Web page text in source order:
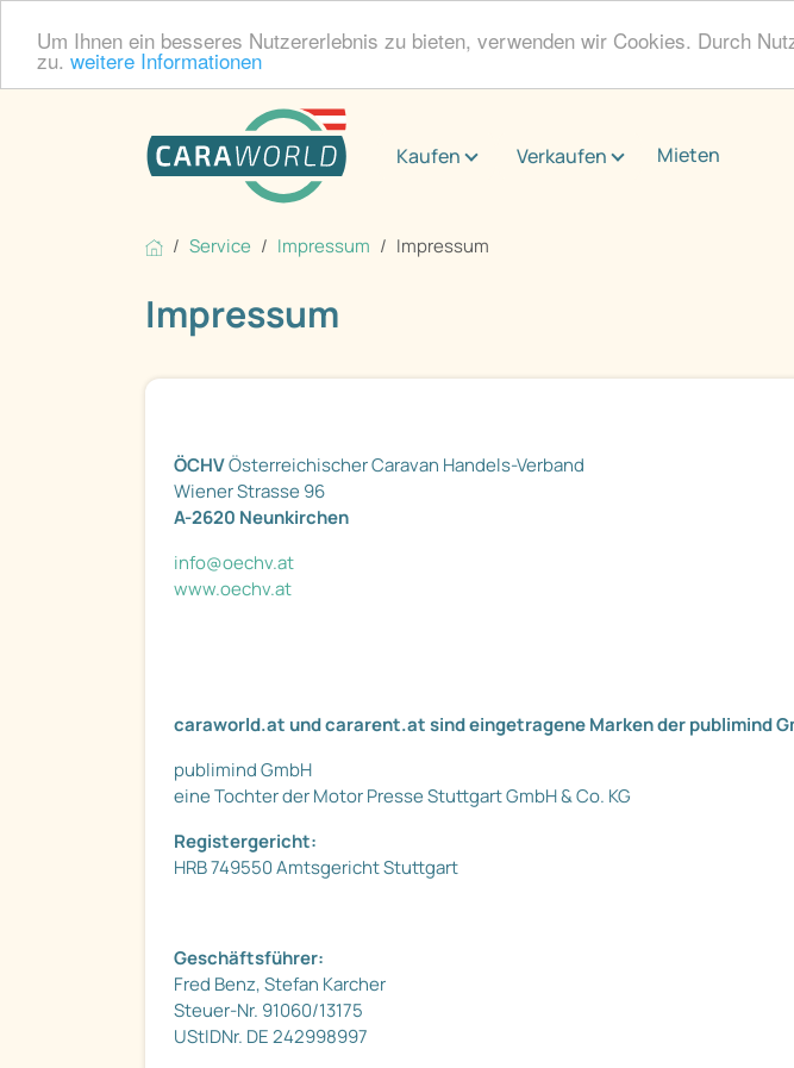
Um Ihnen ein besseres Nutzererlebnis zu bieten, verwenden wir Cookies. Durch
zu. weitere Informationen
Kaufen Verkaufen Mieten
Service Impressum Impressum
Impressum
ÖCHVÖsterreichischer Caravan Handels-Verband
Wiener Strasse 96
A-2620 Neunkirchen
info@oechv.at
www.oechv.at
caraworld.at und cararent.at sind eingetragene Marken der publimind
publimind GmbH
eine Tochter der Motor Presse Stuttgart GmbH & Co. KG
Registergericht:
HRB 749550 Amtsgericht Stuttgart
Geschäftsführer:
Fred Benz, Stefan Karcher
Steuer-Nr. 91060/13175
UStIDNr. DE 242998997